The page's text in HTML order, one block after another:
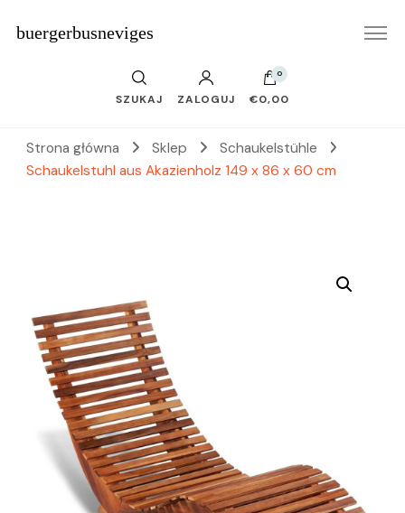
buergerbusneviges
SZUKAJ ZALOGUJ
0
€0,00
Strona główna Sklep
Schaukelstühle
Schaukelstuhl aus Akazienholz 149 x 86 x 60 cm